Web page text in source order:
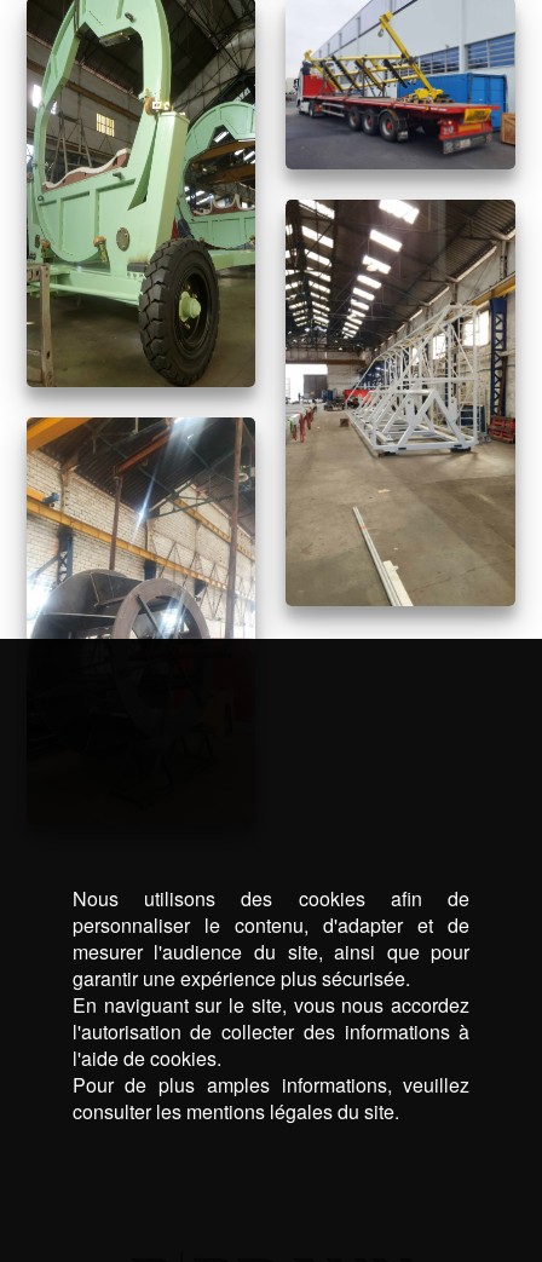
Nous utilisons des cookies afin de
personnaliser le contenu, d'adapter et de
mesurer l'audience du site, ainsi que pour
garantir une expérience plus sécurisée.
En naviguant sur le site, vous nous accordez
l'autorisation de collecter des informations à
l'aide de cookies.
Pour de plus amples informations, veuillez
consulter les mentions légales du site.